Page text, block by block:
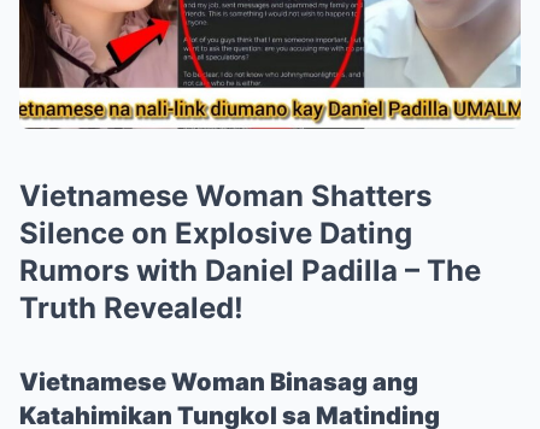
Vietnamese Woman Shatters
Silence on Explosive Dating
Rumors with Daniel Padilla – The
Truth Revealed!
Vietnamese Woman Binasag ang
Katahimikan Tungkol sa Matinding